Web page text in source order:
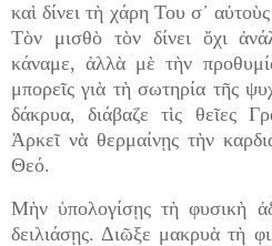
καὶ δίνει τὴ χάρη Του σ᾿
Τὸν μισθὸ τὸν δίνει ὄχι
κάναμε, ἀλλὰ μὲ τὴν
μπορεῖς γιὰ τὴ σωτηρία τῆς
δάκρυα, διάβαζε τὶς θεῖες
Ἀρκεῖ νὰ θερμαίνῃς τὴν
Θεό.
Μὴν ὑπολογίσῃς τὴ φυσικὴ
δειλιάσῃς. Διῶξε μακρυὰ τὴ